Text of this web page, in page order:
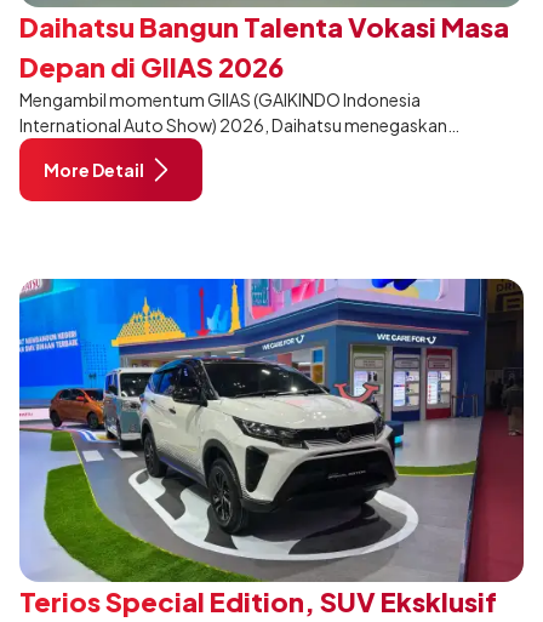
Daihatsu Bangun Talenta Vokasi Masa
Depan di GIIAS 2026
Mengambil momentum GIIAS (GAIKINDO Indonesia
International Auto Show) 2026, Daihatsu menegaskan
komitmennya dalam meningkatkan kualitas SDM (Sumber Daya
Manusia) melalui pendidikan vokasi bertema “Bersama Sahabat
Membangun Negeri”. Komitmen ini diwujudkan melalui ajang
More Detail
Terios Special Edition, SUV Eksklusif